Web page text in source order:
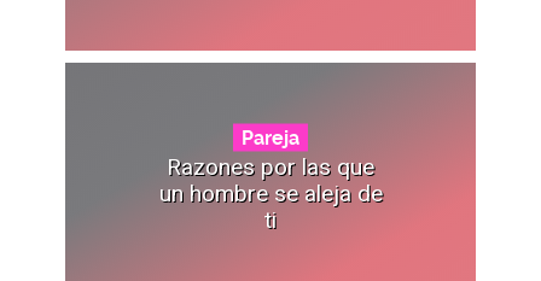
Pareja
Razones por las que
un hombre se aleja de
ti